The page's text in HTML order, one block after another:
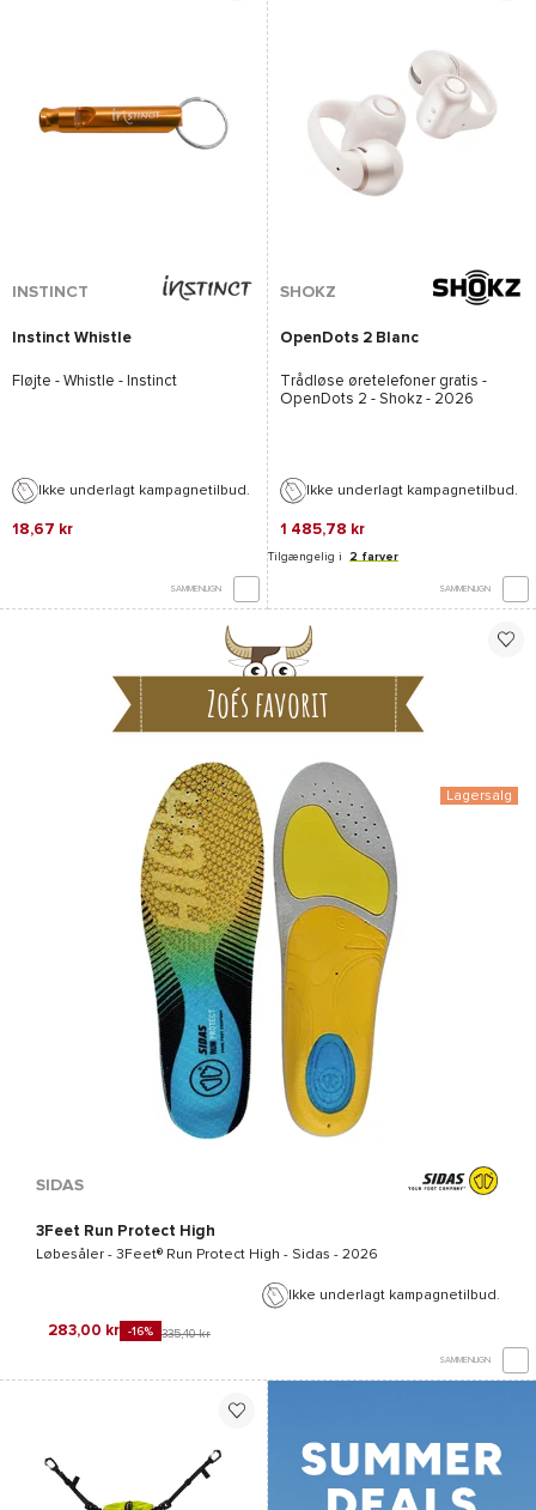
INSTINCT
Instinct Whistle
Fløjte - Whistle - Instinct
Ikke underlagt kampagnetilbud.
18,67 kr
SAMMENLIGN
SHOKZ
OpenDots 2 Blanc
Trådløse øretelefoner gratis -
OpenDots 2 - Shokz - 2026
Ikke underlagt kampagnetilbud.
1 485,78 kr
Tilgængelig i 2 farver
SAMMENLIGN
Zoés favorit
Lagersalg
SIDAS
3Feet Run Protect High
Løbesåler - 3Feet® Run Protect High - Sidas - 2026
Ikke underlagt kampagnetilbud.
283,00 kr -16% 335,40 kr
SAMMENLIGN